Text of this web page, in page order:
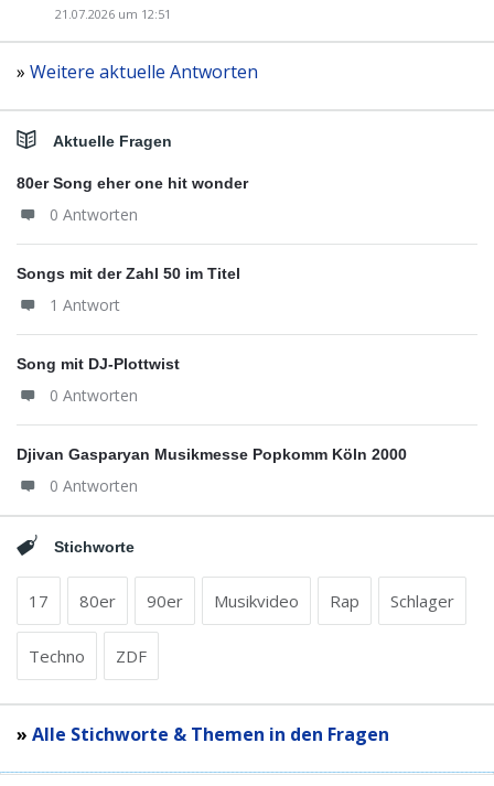
21.07.2026 um 12:51
» Weitere aktuelle Antworten
Aktuelle Fragen
80er Song eher one hit wonder
0 Antworten
Songs mit der Zahl 50 im Titel
1 Antwort
Song mit DJ-Plottwist
0 Antworten
Djivan Gasparyan Musikmesse Popkomm Köln 2000
0 Antworten
Stichworte
17 80er 90er Musikvideo Rap Schlager
Techno ZDF
» Alle Stichworte & Themen in den Fragen